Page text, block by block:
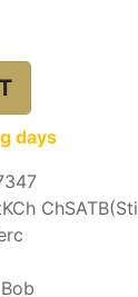
days
ChSATB(Sti